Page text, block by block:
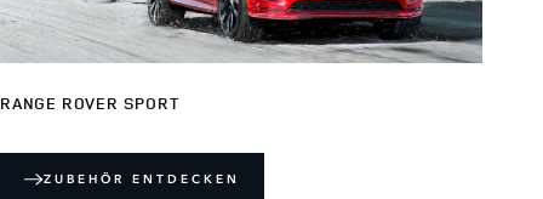
RANGE ROVER SPORT
ZUBEHÖR ENTDECKEN